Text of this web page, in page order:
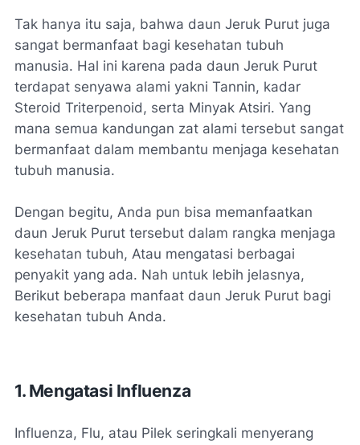
Tak hanya itu saja, bahwa daun Jeruk Purut juga
sangat bermanfaat bagi kesehatan tubuh
manusia. Hal ini karena pada daun Jeruk Purut
terdapat senyawa alami yakni Tannin, kadar
Steroid Triterpenoid, serta Minyak Atsiri. Yang
mana semua kandungan zat alami tersebut sangat
bermanfaat dalam membantu menjaga kesehatan
tubuh manusia.
Dengan begitu, Anda pun bisa memanfaatkan
daun Jeruk Purut tersebut dalam rangka menjaga
kesehatan tubuh, Atau mengatasi berbagai
penyakit yang ada. Nah untuk lebih jelasnya,
Berikut beberapa manfaat daun Jeruk Purut bagi
kesehatan tubuh Anda.
1. Mengatasi Influenza
Influenza, Flu, atau Pilek seringkali menyerang